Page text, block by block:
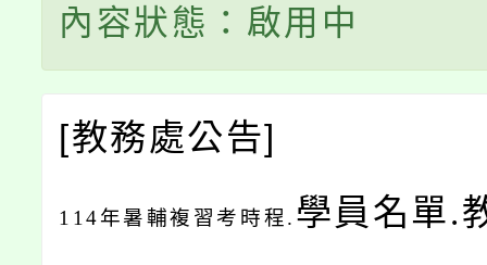
內容狀態：啟用中
[教務處公告]
114年暑輔複習考時程. 學員名單.